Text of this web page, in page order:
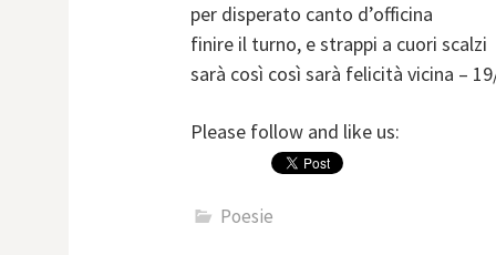
per disperato canto d’officina
finire il turno, e strappi a cuori scalzi
sarà così così sarà felicità vicina –
Please follow and like us:
Poesie